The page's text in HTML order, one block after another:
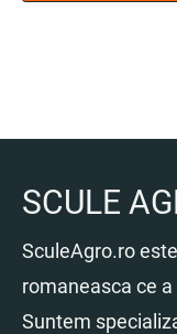
SCULE
SculeAgro.ro
romaneasca ce
Suntem